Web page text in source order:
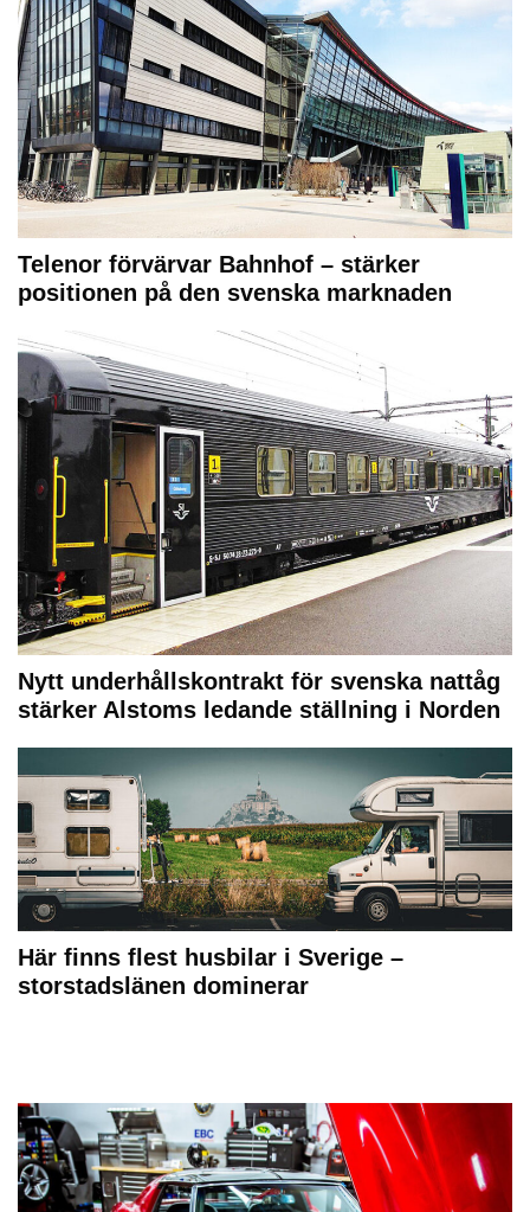
Telenor förvärvar Bahnhof – stärker
positionen på den svenska marknaden
Nytt underhållskontrakt för svenska nattåg
stärker Alstoms ledande ställning i Norden
Här finns flest husbilar i Sverige –
storstadslänen dominerar